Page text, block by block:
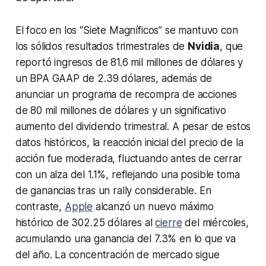
El foco en los “Siete Magníficos” se mantuvo con
los sólidos resultados trimestrales de Nvidia, que
reportó ingresos de 81.6 mil millones de dólares y
un BPA GAAP de 2.39 dólares, además de
anunciar un programa de recompra de acciones
de 80 mil millones de dólares y un significativo
aumento del dividendo trimestral. A pesar de estos
datos históricos, la reacción inicial del precio de la
acción fue moderada, fluctuando antes de cerrar
con un alza del 1.1%, reflejando una posible toma
de ganancias tras un rally considerable. En
contraste, Apple alcanzó un nuevo máximo
histórico de 302.25 dólares alcierre del miércoles,
acumulando una ganancia del 7.3% en lo que va
del año. La concentración de mercado sigue